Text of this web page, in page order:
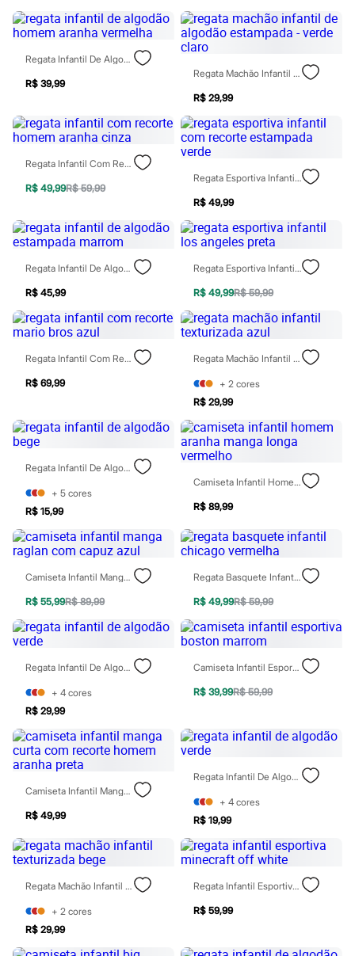
Tops
Moda íntima
Calcinhas
Cintas e Modeladores
Meias
Pijamas
Biquínis
Maiôs
Personagens
Plus size
Blusas e Camisetas
Casacos e Jaquetas
Jeans
Moda esportiva
Shorts e Saias
Masculino
Em alta
Dia dos Pais
Inverno
Novidades
Roupas
Bermudas
Camisetas e Regatas
Casacos e Jaquetas
Jeans
Polos
Bolsas e Mochilas
Chapéus e Bonés
Carteiras
Óculos
Calçados
Botas
Chinelos
Sapatos
Sandálias e Papetes
Tênis
Moda esportiva
Bermudas
Camisetas
Calçados
Regatas
Moda íntima
Meias
Pijamas
Moda praia
Personagens
Plus size
Blusas e Camisetas
Calças
Camisas
Casacos e Jaquetas
Jeans
Moda esportiva
Shorts e Bermudas
Regata Infantil De Algodão Homem Aranha Vermelha
R$ 39,99
Regata Machão Infantil De Algodão Estampada - Verde Claro
R$ 29,99
Regata Infantil Com Recorte Homem Aranha Cinza
R$ 49,99R$ 59,99
Regata Esportiva Infantil Com Recorte Estampada Verde
R$ 49,99
Regata Infantil De Algodão Estampada Marrom
R$ 45,99
Regata Esportiva Infantil Los Angeles Preta
R$ 49,99R$ 59,99
Regata Infantil Com Recorte Mario Bros Azul
R$ 69,99
Regata Machão Infantil Texturizada Azul
+ 2 cores
R$ 29,99
Regata Infantil De Algodão Bege
+ 5 cores
R$ 15,99
Camiseta Infantil Homem Aranha Manga Longa Vermelho
R$ 89,99
Camiseta Infantil Manga Raglan Com Capuz Azul
R$ 55,99R$ 89,99
Regata Basquete Infantil Chicago Vermelha
R$ 49,99R$ 59,99
Regata Infantil De Algodão Verde
+ 4 cores
R$ 29,99
Camiseta Infantil Esportiva Boston Marrom
R$ 39,99R$ 59,99
Camiseta Infantil Manga Curta Com Recorte Homem Aranha Preta
R$ 49,99
Regata Infantil De Algodão Verde
+ 4 cores
R$ 19,99
Regata Machão Infantil Texturizada Bege
+ 2 cores
R$ 29,99
Regata Infantil Esportiva Minecraft Off White
R$ 59,99